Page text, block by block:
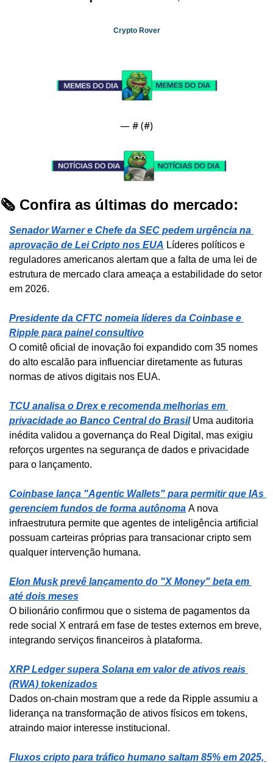
Crypto Rover
— # (#)
🗞️ Confira as últimas do mercado:
Senador Warner e Chefe da SEC pedem urgência na
aprovação de Lei Cripto nos EUA Líderes políticos e
reguladores americanos alertam que a falta de uma lei de
estrutura de mercado clara ameaça a estabilidade do setor
em 2026.
Presidente da CFTC nomeia líderes da Coinbase e
Ripple para painel consultivo
O comitê oficial de inovação foi expandido com 35 nomes
do alto escalão para influenciar diretamente as futuras
normas de ativos digitais nos EUA.
TCU analisa o Drex e recomenda melhorias em
privacidade ao Banco Central do Brasil Uma auditoria
inédita validou a governança do Real Digital, mas exigiu
reforços urgentes na segurança de dados e privacidade
para o lançamento.
Coinbase lança "Agentic Wallets" para permitir que IAs
gerenciem fundos de forma autônoma A nova
infraestrutura permite que agentes de inteligência artificial
possuam carteiras próprias para transacionar cripto sem
qualquer intervenção humana.
Elon Musk prevê lançamento do "X Money" beta em
até dois meses
O bilionário confirmou que o sistema de pagamentos da
rede social X entrará em fase de testes externos em breve,
integrando serviços financeiros à plataforma.
XRP Ledger supera Solana em valor de ativos reais
(RWA) tokenizados
Dados on-chain mostram que a rede da Ripple assumiu a
liderança na transformação de ativos físicos em tokens,
atraindo maior interesse institucional.
Fluxos cripto para tráfico humano saltam 85% em 2025,